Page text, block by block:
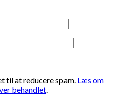
til at reducere spam. Læs om
behandlet.